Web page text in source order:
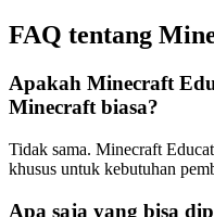
FAQ tentang
Apakah Minecraft
Minecraft biasa?
Tidak sama. Minecraft
khusus untuk kebutuhan
Apa saja yang bisa